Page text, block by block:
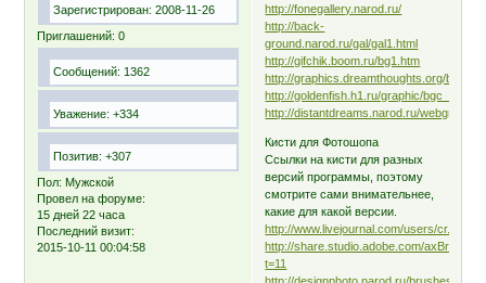
Зарегистрирован: 2008-11-26
Приглашений: 0
Сообщений: 1362
Уважение: +334
Позитив: +307
Пол: Мужской
Провел на форуме:
15 дней 22 часа
Последний визит:
2015-10-11 00:04:58
http://fonegallery.narod.ru/
http://back-
ground.narod.ru/gal/gal1.html
http://gifchik.boom.ru/bg1.htm
http://graphics.dreamthoughts.org/bases/
http://goldenfish.h1.ru/graphic/bgc_1.htm
http://distantdreams.narod.ru/webgrafik/
Кисти для Фотошопа
Ссылки на кисти для разных
версий программы, поэтому
смотрите сами внимательнее,
какие для какой версии.
http://www.livejournal.com/users/cr...alls/
http://share.studio.adobe.com/
t=11